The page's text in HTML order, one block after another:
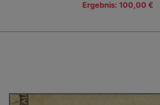
Ergebnis: 100,00 €